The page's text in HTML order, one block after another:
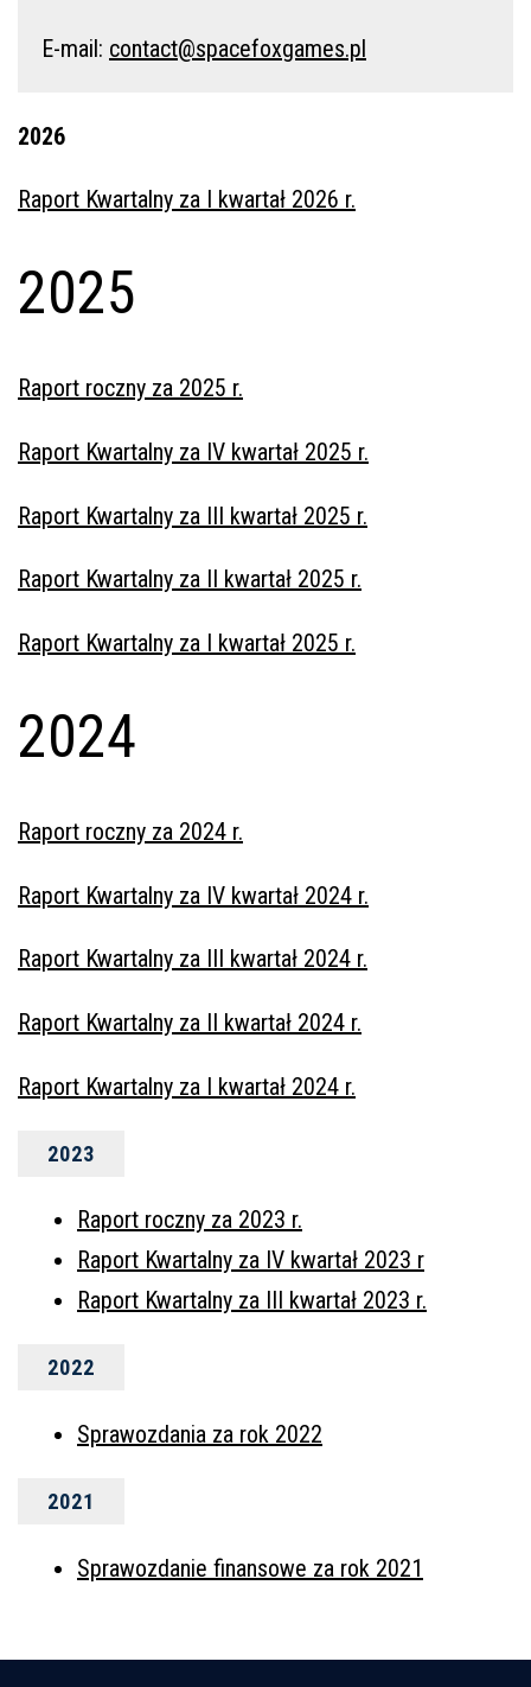
E-mail: contact@spacefoxgames.pl
2026
Raport Kwartalny za I kwartał 2026 r.
2025
Raport roczny za 2025 r.
Raport Kwartalny za IV kwartał 2025 r.
Raport Kwartalny za III kwartał 2025 r.
Raport Kwartalny za II kwartał 2025 r.
Raport Kwartalny za I kwartał 2025 r.
2024
Raport roczny za 2024 r.
Raport Kwartalny za IV kwartał 2024 r.
Raport Kwartalny za III kwartał 2024 r.
Raport Kwartalny za II kwartał 2024 r.
Raport Kwartalny za I kwartał 2024 r.
2023
Raport roczny za 2023 r.
Raport Kwartalny za IV kwartał 2023 r
Raport Kwartalny za III kwartał 2023 r.
2022
Sprawozdania za rok 2022
2021
Sprawozdanie finansowe za rok 2021